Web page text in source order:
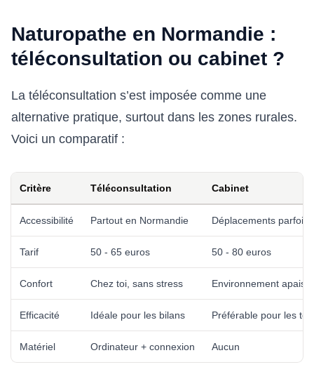
Naturopathe en Normandie :
téléconsultation ou cabinet ?
La téléconsultation s’est imposée comme une
alternative pratique, surtout dans les zones rurales.
Voici un comparatif :
Critère Téléconsultation Cabinet
Accessibilité Partout en Normandie Déplacements parfois
Tarif 50 - 65 euros 50 - 80 euros
Confort Chez toi, sans stress Environnement
Efficacité Idéale pour les bilans Préférable pour les
Matériel Ordinateur + connexion Aucun